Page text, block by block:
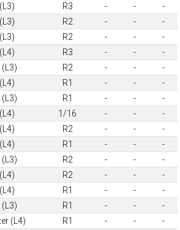
R3 - -
-
R2 - -
-
R2 - -
-
R3 - -
-
(L3) R2 - -
-
R1 - -
-
(L3) R1 - -
-
1/16 - -
-
R2 - -
-
R1 - -
-
(L3) R2 - -
-
R2 - -
-
R1 - -
-
(L3) R1 - -
-
(L4) R1 - -
-